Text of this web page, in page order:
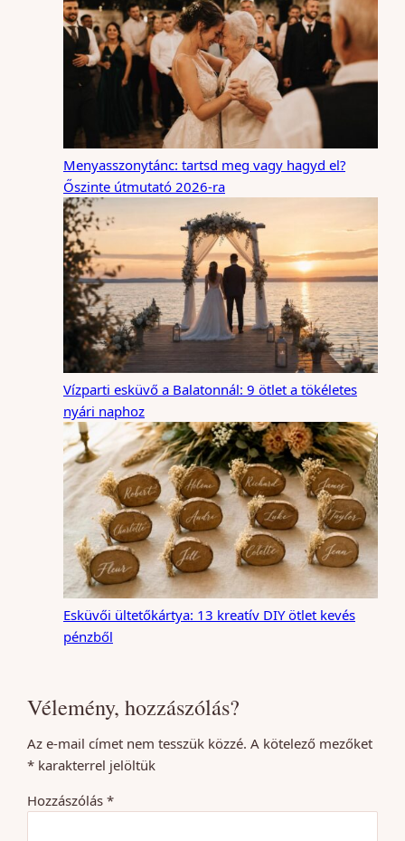
Menyasszonytánc: tartsd meg vagy hagyd el?
Őszinte útmutató 2026-ra
Vízparti esküvő a Balatonnál: 9 ötlet a tökéletes
nyári naphoz
Esküvői ültetőkártya: 13 kreatív DIY ötlet kevés
pénzből
Vélemény, hozzászólás?
Az e-mail címet nem tesszük közzé. A kötelező mezőket
* karakterrel jelöltük
Hozzászólás *